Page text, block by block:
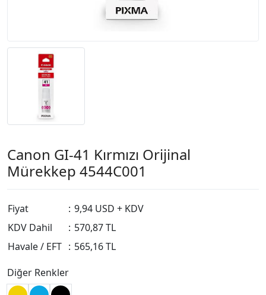
Canon GI-41 Kırmızı Orijinal
Mürekkep 4544C001
Fiyat : 9,94 USD + KDV
KDV Dahil
: 570,87 TL
Havale / EFT : 565,16 TL
Diğer Renkler